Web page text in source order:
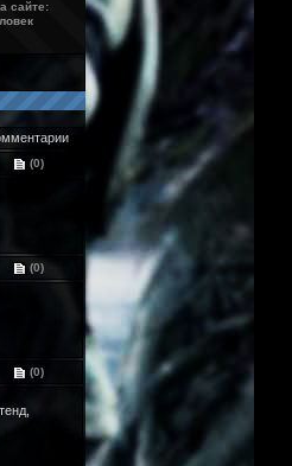
сайте:
(0)
(0)
(0)